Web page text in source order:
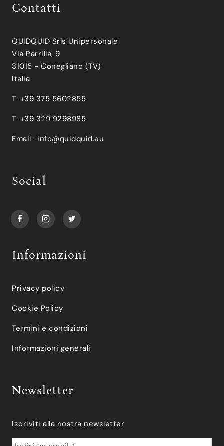
Contatti
QUIDQUID Srls Unipersonale
Via Parrilla, 9
31015 - Conegliano (TV)
Italia
T: +39 375 5602855
T: +39 329 9298985
Email : info@quidquid.eu
Social
Informazioni
Privacy policy
Cookie Policy
Termini e condizioni
Informazioni generali
Newsletter
Iscriviti alla nostra newsletter